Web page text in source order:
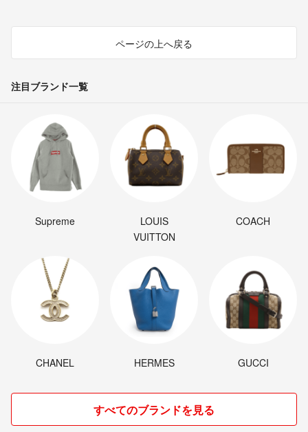
ページの上へ戻る
注目ブランド一覧
Supreme
LOUIS
VUITTON
COACH
CHANEL HERMES GUCCI
すべてのブランドを見る